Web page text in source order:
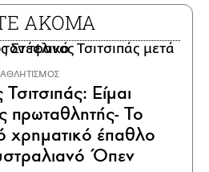
ΑΚΟΜΑ
ΑΘΛΗΤΙΣΜΟΣ
Είμαι
πρωταθλητής- Το
χρηματικό έπαθλο
Όπεν